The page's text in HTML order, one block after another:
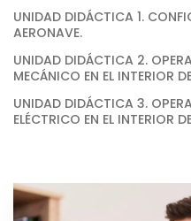
UNIDAD DIDÁCTICA 1.
AERONAVE.
UNIDAD DIDÁCTICA 2.
MECÁNICO EN EL INTERIOR
UNIDAD DIDÁCTICA 3.
ELÉCTRICO EN EL INTERIOR